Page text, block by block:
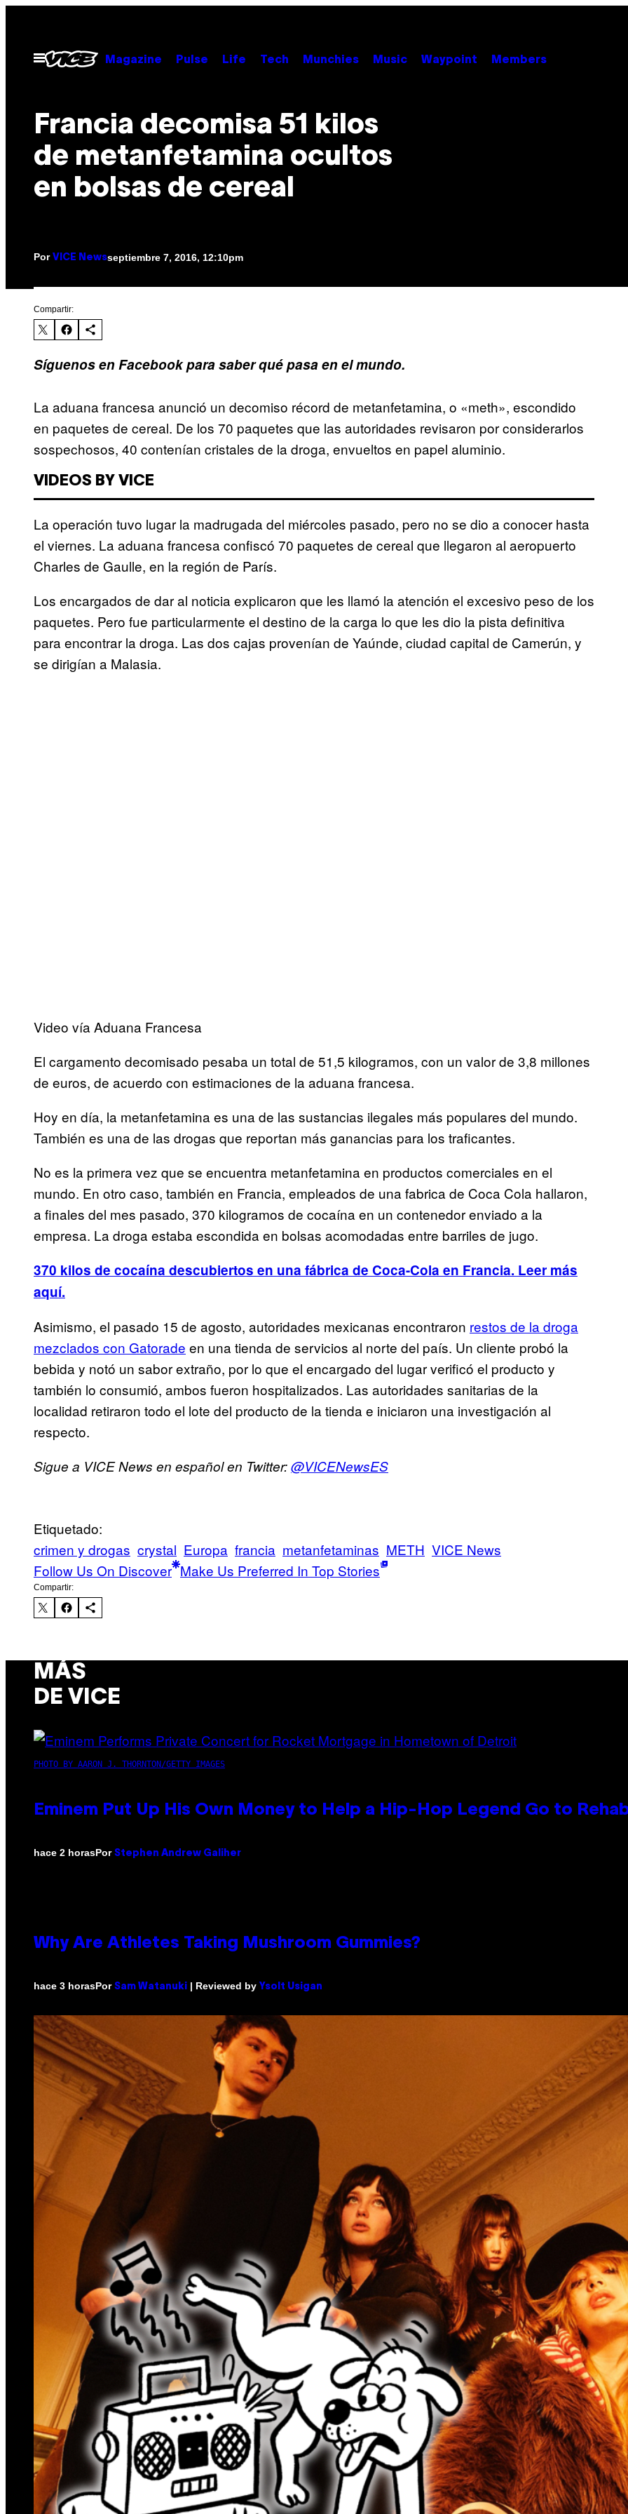
contenido
Abrir
Menú
Magazine Pulse Life Tech Munchies Music Waypoint Members
Francia decomisa 51 kilos
de metanfetamina ocultos
en bolsas de cereal
Por VICE Newsseptiembre 7, 2016, 12:10pm
Compartir:
Síguenos en Facebook para saber qué pasa en el mundo.
La aduana francesa anunció un decomiso récord de metanfetamina, o «meth», escondido
en paquetes de cereal. De los 70 paquetes que las autoridades revisaron por considerarlos
sospechosos, 40 contenían cristales de la droga, envueltos en papel aluminio.
VIDEOS BY VICE
La operación tuvo lugar la madrugada del miércoles pasado, pero no se dio a conocer hasta
el viernes. La aduana francesa confiscó 70 paquetes de cereal que llegaron al aeropuerto
Charles de Gaulle, en la región de París.
Los encargados de dar al noticia explicaron que les llamó la atención el excesivo peso de los
paquetes. Pero fue particularmente el destino de la carga lo que les dio la pista definitiva
para encontrar la droga. Las dos cajas provenían de Yaúnde, ciudad capital de Camerún, y
se dirigían a Malasia.
Video vía Aduana Francesa
El cargamento decomisado pesaba un total de 51,5 kilogramos, con un valor de 3,8 millones
de euros, de acuerdo con estimaciones de la aduana francesa.
Hoy en día, la metanfetamina es una de las sustancias ilegales más populares del mundo.
También es una de las drogas que reportan más ganancias para los traficantes.
No es la primera vez que se encuentra metanfetamina en productos comerciales en el
mundo. En otro caso, también en Francia, empleados de una fabrica de Coca Cola hallaron,
a finales del mes pasado, 370 kilogramos de cocaína en un contenedor enviado a la
empresa. La droga estaba escondida en bolsas acomodadas entre barriles de jugo.
370 kilos de cocaína descubiertos en una fábrica de Coca-Cola en Francia. Leer más
aquí.
Asimismo, el pasado 15 de agosto, autoridades mexicanas encontraron restos de la droga
mezclados con Gatorade en una tienda de servicios al norte del país. Un cliente probó la
bebida y notó un sabor extraño, por lo que el encargado del lugar verificó el producto y
también lo consumió, ambos fueron hospitalizados. Las autoridades sanitarias de la
localidad retiraron todo el lote del producto de la tienda e iniciaron una investigación al
respecto.
Sigue a VICE News en español en Twitter:@VICENewsES
Etiquetado:
crimen y drogas crystal Europa francia metanfetaminas METH VICE News
Follow Us On Discover Make Us Preferred In Top Stories
Compartir:
MÁS
DE VICE
PHOTO BY AARON J. THORNTON/GETTY IMAGES
Eminem Put Up His Own Money to Help a Hip-Hop Legend Go to
hace 2 horasPor Stephen Andrew Galiher
Why Are Athletes Taking Mushroom Gummies?
hace 3 horasPor Sam Watanuki | Reviewed by Ysolt Usigan